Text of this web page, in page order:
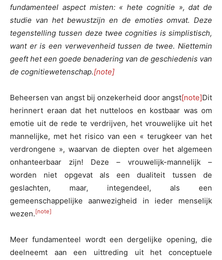
fundamenteel aspect misten: « hete cognitie », dat de
studie van het bewustzijn en de emoties omvat. Deze
tegenstelling tussen deze twee cognities is simplistisch,
want er is een verwevenheid tussen de twee. Niettemin
geeft het een goede benadering van de geschiedenis van
de cognitiewetenschap.[note]
Beheersen van angst bij onzekerheid door angst[note]Dit
herinnert eraan dat het nutteloos en kostbaar was om
emotie uit de rede te verdrijven, het vrouwelijke uit het
mannelijke, met het risico van een « terugkeer van het
verdrongene », waarvan de diepten over het algemeen
onhanteerbaar zijn! Deze – vrouwelijk-mannelijk –
worden niet opgevat als een dualiteit tussen de
geslachten, maar, integendeel, als een
gemeenschappelijke aanwezigheid in ieder menselijk
wezen.[note]
Meer fundamenteel wordt een dergelijke opening, die
deelneemt aan een uittreding uit het conceptuele